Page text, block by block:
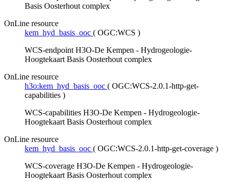
Basis Oosterhout complex
OnLine resource
kem_hyd_basis_ooc ( OGC:WCS )
WCS-endpoint H3O-De Kempen - Hydrogeologie-
Hoogtekaart Basis Oosterhout complex
OnLine resource
h3o:kem_hyd_basis_ooc ( OGC:WCS-2.0.1-http-get-
capabilities )
WCS-capabilities H3O-De Kempen - Hydrogeologie-
Hoogtekaart Basis Oosterhout complex
OnLine resource
kem_hyd_basis_ooc ( OGC:WCS-2.0.1-http-get-coverage )
WCS-coverage H3O-De Kempen - Hydrogeologie-
Hoogtekaart Basis Oosterhout complex